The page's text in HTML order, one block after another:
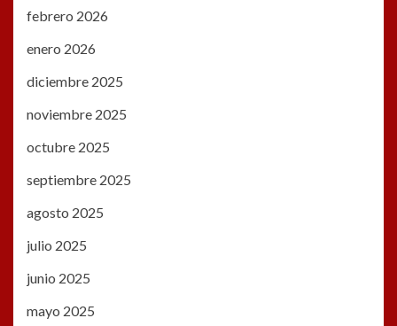
febrero 2026
enero 2026
diciembre 2025
noviembre 2025
octubre 2025
septiembre 2025
agosto 2025
julio 2025
junio 2025
mayo 2025